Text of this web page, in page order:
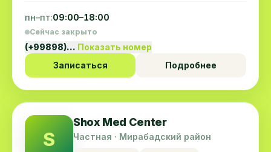
пн–пт:09:00–18:00
Сейчас закрыто
(+99898)… Показать номер
Записаться
Подробнее
S
Shox Med Center
Частная · Мирабадский район